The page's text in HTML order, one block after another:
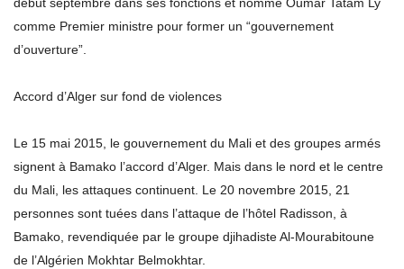
début septembre dans ses fonctions et nomme Oumar Tatam Ly
comme Premier ministre pour former un “gouvernement
d’ouverture”.
Accord d’Alger sur fond de violences
Le 15 mai 2015, le gouvernement du Mali et des groupes armés
signent à Bamako l’accord d’Alger. Mais dans le nord et le centre
du Mali, les attaques continuent. Le 20 novembre 2015, 21
personnes sont tuées dans l’attaque de l’hôtel Radisson, à
Bamako, revendiquée par le groupe djihadiste Al-Mourabitoune
de l’Algérien Mokhtar Belmokhtar.